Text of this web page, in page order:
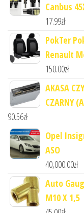
Canbus
17.99zł
PokTer
Renault
150.00zł
AKASA
CZARNY
90.56zł
Opel
ASO
40,000.00zł
Auto
M10 X 1,5